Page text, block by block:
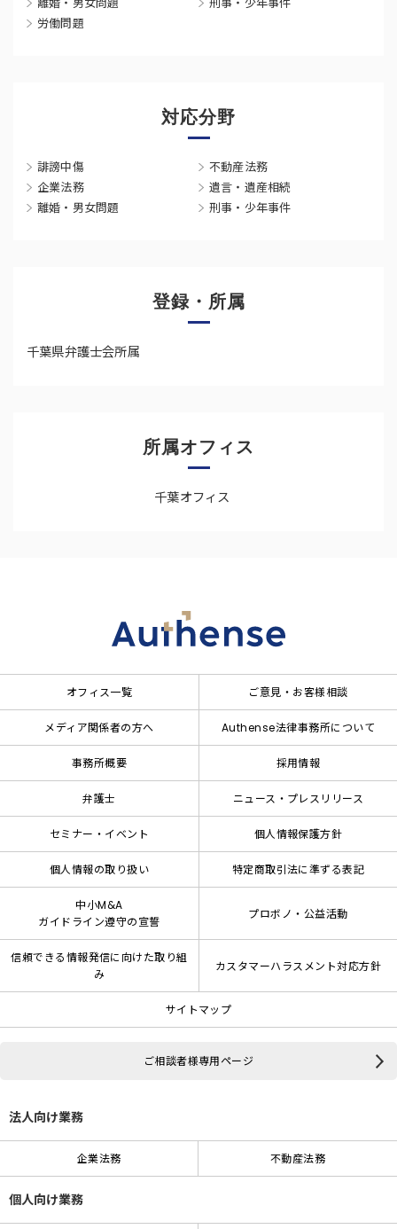
労働問題
対応分野
誹謗中傷
不動産法務
企業法務
遺言・遺産相続
離婚・男女問題
刑事・少年事件
登録・所属
千葉県弁護士会所属
所属オフィス
千葉オフィス
オフィス一覧 ご意見・お客様相談
メディア関係者の方へ Authense法律事務所について
事務所概要 採用情報
弁護士 ニュース・プレスリリース
セミナー・イベント 個人情報保護方針
個人情報の取り扱い 特定商取引法に準ずる表記
中小M&A
ガイドライン遵守の宣誓
プロボノ・公益活動
信頼できる情報発信に向けた取り組
み
カスタマーハラスメント対応方針
サイトマップ
ご相談者様専用ページ
法人向け業務
企業法務 不動産法務
個人向け業務